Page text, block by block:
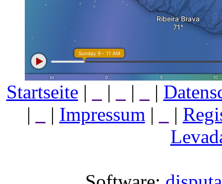
Startseite | | | |
|
| Impressum | |